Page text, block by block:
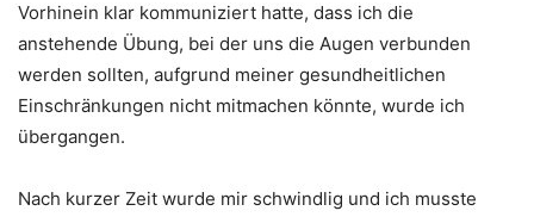
Vorhinein klar kommuniziert hatte, dass ich die
anstehende Übung, bei der uns die Augen verbunden
werden sollten, aufgrund meiner gesundheitlichen
Einschränkungen nicht mitmachen könnte, wurde ich
übergangen.
Nach kurzer Zeit wurde mir schwindlig und ich musste